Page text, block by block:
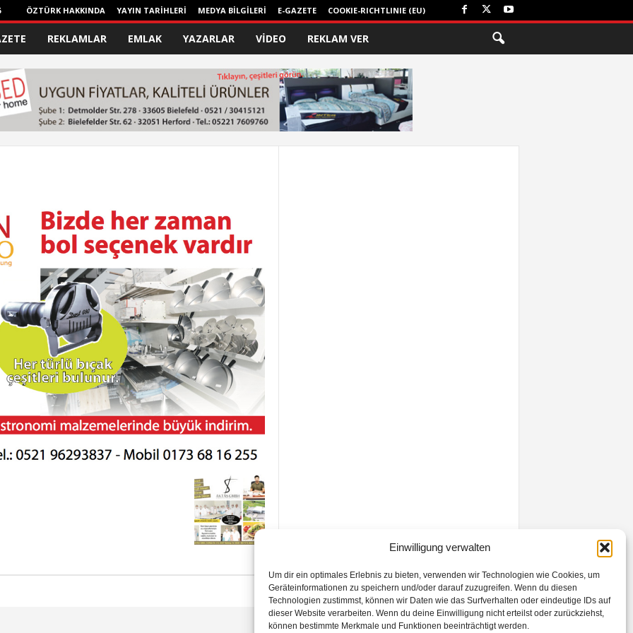
Einwilligung verwalten
Um dir ein optimales Erlebnis zu bieten, verwenden wir Technologien wie Cookies, um
Geräteinformationen zu speichern und/oder darauf zuzugreifen. Wenn du diesen
Technologien zustimmst, können wir Daten wie das Surfverhalten oder eindeutige IDs auf
dieser Website verarbeiten. Wenn du deine Einwilligung nicht erteilst oder zurückziehst,
können bestimmte Merkmale und Funktionen beeinträchtigt werden.
ÖZTÜRK HAKKINDA YAYIN TARİHLERİ MEDYA BİLGİLERİ E-GAZETE COOKIE-RICHTLINIE (EU)
REKLAMLAR EMLAK YAZARLAR VİDEO REKLAM VER
Kontakt Datenschutzerklärung Impressum